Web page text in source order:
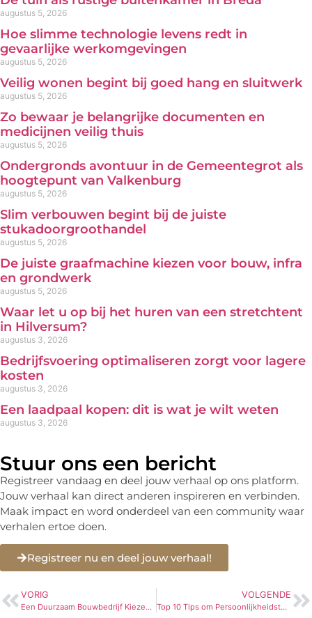
augustus 5, 2026
Hoe slimme technologie levens redt in
gevaarlijke werkomgevingen
augustus 5, 2026
Veilig wonen begint bij goed hang en sluitwerk
augustus 5, 2026
Zo bewaar je belangrijke documenten en
medicijnen veilig thuis
augustus 5, 2026
Ondergronds avontuur in de Gemeentegrot als
hoogtepunt van Valkenburg
augustus 5, 2026
Slim verbouwen begint bij de juiste
stukadoorgroothandel
augustus 5, 2026
De juiste graafmachine kiezen voor bouw, infra
en grondwerk
augustus 5, 2026
Waar let u op bij het huren van een stretchtent
in Hilversum?
augustus 3, 2026
Bedrijfsvoering optimaliseren zorgt voor lagere
kosten
augustus 3, 2026
Een laadpaal kopen: dit is wat je wilt weten
augustus 3, 2026
Stuur ons een bericht
Registreer vandaag en deel jouw verhaal op ons platform.
Jouw verhaal kan direct anderen inspireren en verbinden.
Maak impact en word onderdeel van een community waar
verhalen ertoe doen.
Registreer nu en deel jouw verhaal!
VORIG
Een Duurzaam Bouwbedrijf Kiezen Voor Jouw Duurzaam Bouwproject
VOLGENDE
Top 10 Tips om Persoonlijkheidstests met Vertrouwen te Doorstaan